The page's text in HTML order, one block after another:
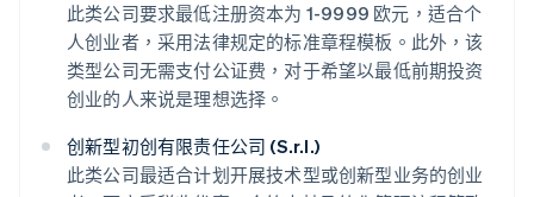
此类公司要求最低注册资本为 1-9999 欧元，适合个
人创业者，采用法律规定的标准章程模板。此外，该
类型公司无需支付公证费，对于希望以最低前期投资
创业的人来说是理想选择。
创新型初创有限责任公司 (S.r.l.)
此类公司最适合计划开展技术型或创新型业务的创业